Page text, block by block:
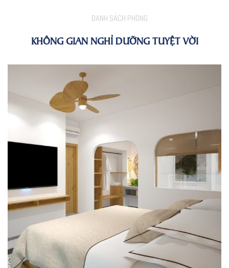
DANH SÁCH PHÒNG
KHÔNG GIAN NGHỈ DƯỠNG TUYỆT VỜI